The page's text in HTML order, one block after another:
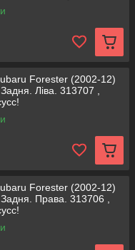
Forester (2002-12)
Ліва. 313707 ,
Forester (2002-12)
Права. 313706 ,